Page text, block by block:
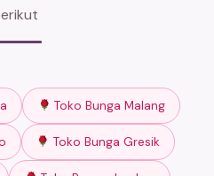
Toko Bunga Malang
Toko Bunga Gresik